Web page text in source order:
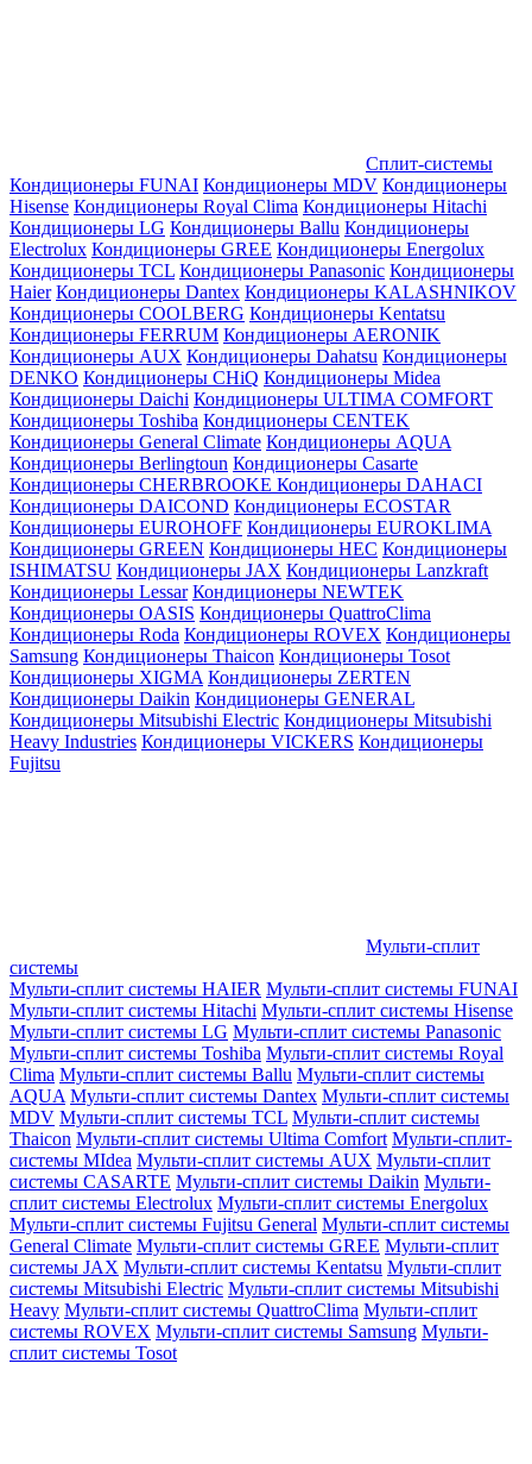
Сплит-системы
Кондиционеры FUNAI Кондиционеры MDV Кондиционеры
Hisense Кондиционеры Royal Clima Кондиционеры Hitachi
Кондиционеры LG Кондиционеры Ballu Кондиционеры
Electrolux Кондиционеры GREE Кондиционеры Energolux
Кондиционеры TCL Кондиционеры Panasonic Кондиционеры
Haier Кондиционеры Dantex Кондиционеры KALASHNIKOV
Кондиционеры СOOLBERG Кондиционеры Kentatsu
Кондиционеры FERRUM Кондиционеры AERONIK
Кондиционеры AUX Кондиционеры Dahatsu Кондиционеры
DENKO Кондиционеры CHiQ Кондиционеры Midea
Кондиционеры Daichi Кондиционеры ULTIMA COMFORT
Кондиционеры Toshiba Кондиционеры CENTEK
Кондиционеры General Climate Кондиционеры AQUA
Кондиционеры Berlingtoun Кондиционеры Casarte
Кондиционеры CHERBROOKE Кондиционеры DAHACI
Кондиционеры DAICOND Кондиционеры ECOSTAR
Кондиционеры EUROHOFF Кондиционеры EUROKLIMA
Кондиционеры GREEN Кондиционеры HEC Кондиционеры
ISHIMATSU Кондиционеры JAX Кондиционеры Lanzkraft
Кондиционеры Lessar Кондиционеры NEWTEK
Кондиционеры OASIS Кондиционеры QuattroClima
Кондиционеры Roda Кондиционеры ROVEX Кондиционеры
Samsung Кондиционеры Thaicon Кондиционеры Tosot
Кондиционеры XIGMA Кондиционеры ZERTEN
Кондиционеры Daikin Кондиционеры GENERAL
Кондиционеры Mitsubishi Electric Кондиционеры Mitsubishi
Heavy Industries Кондиционеры VICKERS Кондиционеры
Fujitsu
Мульти-сплит
системы
Мульти-сплит системы HAIER Мульти-сплит системы FUNAI
Мульти-сплит системы Hitachi Мульти-сплит системы Hisense
Мульти-сплит системы LG Мульти-сплит системы Panasonic
Мульти-сплит системы Toshiba Мульти-сплит системы Royal
Clima Мульти-сплит системы Ballu Мульти-сплит системы
AQUA Мульти-сплит системы Dantex Мульти-сплит системы
MDV Мульти-сплит системы TCL Мульти-сплит системы
Thaicon Мульти-сплит системы Ultima Comfort Мульти-сплит-
системы MIdea Мульти-сплит системы AUX Мульти-сплит
системы CASARTE Мульти-сплит системы Daikin Мульти-
сплит системы Electrolux Мульти-сплит системы Energolux
Мульти-сплит системы Fujitsu General Мульти-сплит системы
General Climate Мульти-сплит системы GREE Мульти-сплит
системы JAX Мульти-сплит системы Kentatsu Мульти-сплит
системы Mitsubishi Electric Мульти-сплит системы Mitsubishi
Heavy Мульти-сплит системы QuattroClima Мульти-сплит
системы ROVEX Мульти-сплит системы Samsung Мульти-
сплит системы Tosot